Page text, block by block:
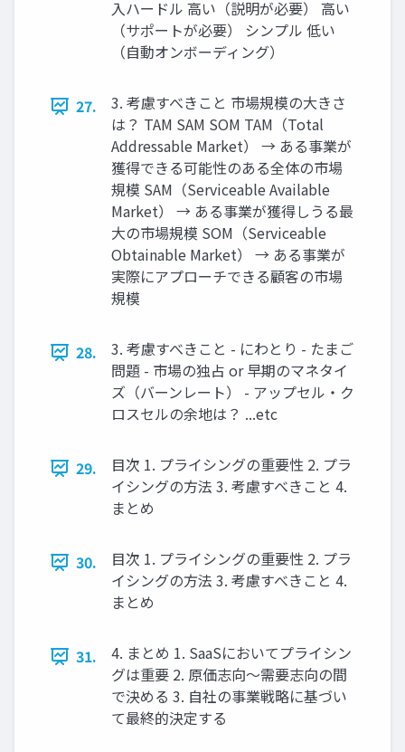
入ハードル 高い（説明が必要） 高い
（サポートが必要） シンプル 低い
（自動オンボーディング）
27.
3. 考慮すべきこと 市場規模の大きさ
は？ TAM SAM SOM TAM（Total
Addressable Market） → ある事業が
獲得できる可能性のある全体の市場
規模 SAM（Serviceable Available
Market） → ある事業が獲得しうる最
大の市場規模 SOM（Serviceable
Obtainable Market） → ある事業が
実際にアプローチできる顧客の市場
規模
28.
3. 考慮すべきこと - にわとり - たまご
問題 - 市場の独占 or 早期のマネタイ
ズ（バーンレート） - アップセル・ク
ロスセルの余地は？ ...etc
29.
目次 1. プライシングの重要性 2. プラ
イシングの方法 3. 考慮すべきこと 4.
まとめ
30.
目次 1. プライシングの重要性 2. プラ
イシングの方法 3. 考慮すべきこと 4.
まとめ
31.
4. まとめ 1. SaaSにおいてプライシン
グは重要 2. 原価志向〜需要志向の間
で決める 3. 自社の事業戦略に基づい
て最終的決定する